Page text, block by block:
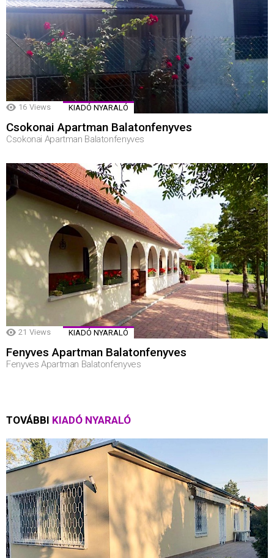
16 Views KIADÓ NYARALÓ
Csokonai Apartman Balatonfenyves
Csokonai Apartman Balatonfenyves
21 Views KIADÓ NYARALÓ
Fenyves Apartman Balatonfenyves
Fenyves Apartman Balatonfenyves
TOVÁBBI KIADÓ NYARALÓ